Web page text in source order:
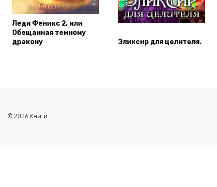
Леди Феникс 2, или
Обещанная темному
дракону
Эликсир для целителя.
© 2026 Книги